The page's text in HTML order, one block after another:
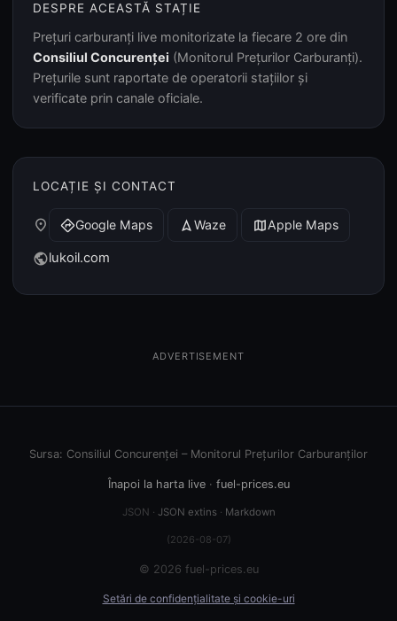
DESPRE ACEASTĂ STAȚIE
Prețuri carburanți live monitorizate la fiecare 2 ore din
Consiliul Concurenței (Monitorul Prețurilor Carburanți).
Prețurile sunt raportate de operatorii stațiilor și
verificate prin canale oficiale.
LOCAȚIE ȘI CONTACT
place directionsGoogle Maps navigation Waze mapApple Maps
publiclukoil.com
ADVERTISEMENT
Sursa: Consiliul Concurenței – Monitorul Prețurilor Carburanților
Înapoi la harta live· fuel-prices.eu
JSON · JSON extins· Markdown
(2026-08-07)
© 2026 fuel-prices.eu
Setări de confidențialitate și cookie-uri